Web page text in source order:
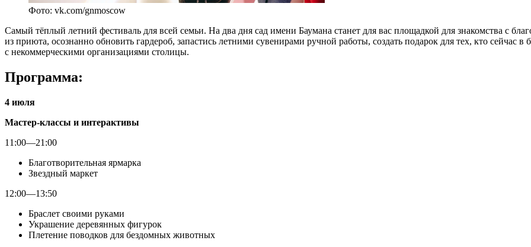
Фото: vk.com/gnmoscow
Самый тёплый летний фестиваль для всей семьи. На два дня сад имени Баумана станет для вас площадкой для знакомства с
из приюта, осознанно обновить гардероб, запастись летними сувенирами ручной работы, создать подарок для тех, кто сейчас
с некоммерческими организациями столицы.
Программа:
4 июля
Мастер-классы и интерактивы
11:00—21:00
Благотворительная ярмарка
Звездный маркет
12:00—13:50
Браслет своими руками
Украшение деревянных фигурок
Плетение поводков для бездомных животных